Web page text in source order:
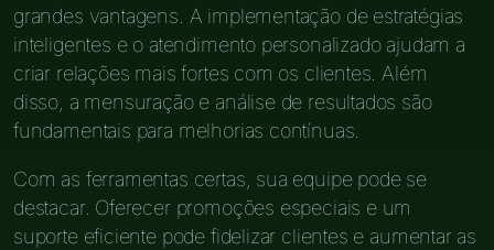
grandes vantagens. A implementação de estratégias
inteligentes e o atendimento personalizado ajudam a
criar relações mais fortes com os clientes. Além
disso, a mensuração e análise de resultados são
fundamentais para melhorias contínuas.
Com as ferramentas certas, sua equipe pode se
destacar. Oferecer promoções especiais e um
suporte eficiente pode fidelizar clientes e aumentar as